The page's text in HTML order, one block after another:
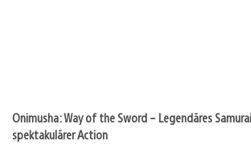
Onimusha: Way of the Sword – Legendäres
spektakulärer Action